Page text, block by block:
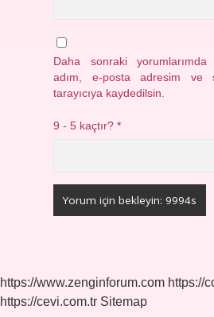
Daha sonraki yorumlarımda
adım, e-posta adresim ve
tarayıcıya kaydedilsin.
9 - 5 kaçtır?*
https://www.zenginforum.com https://
https://cevi.com.tr Sitemap